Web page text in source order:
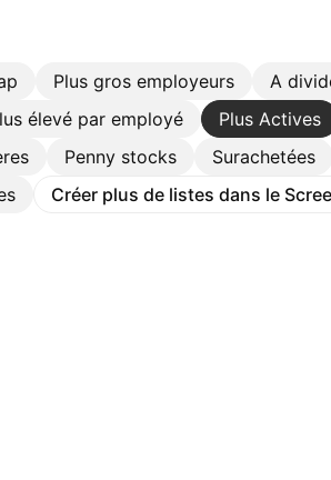
Plus gros employeurs
A
élevé par employé Plus Actives
Penny stocks Surachetées
Créer plus de listes dans le